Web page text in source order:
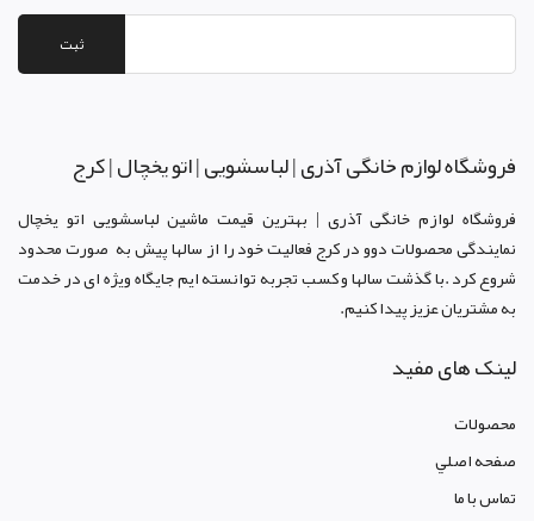
ثبت
فروشگاه لوازم خانگی آذری | لباسشویی | اتو یخچال | کرج
فروشگاه لوازم خانگی آذری | بهترین قیمت ماشین لباسشویی اتو یخچال
نمایندگی محصولات دوو در کرجفعالیت خود را از سالها پیش به صورت محدود
شروع کرد .با گذشت سالها و کسب تجربه توانسته ایم جایگاه ویژه ای در خدمت
به مشتریان عزیز پیدا کنیم.
لینک های مفید
محصولات
صفحه اصلي
تماس با ما